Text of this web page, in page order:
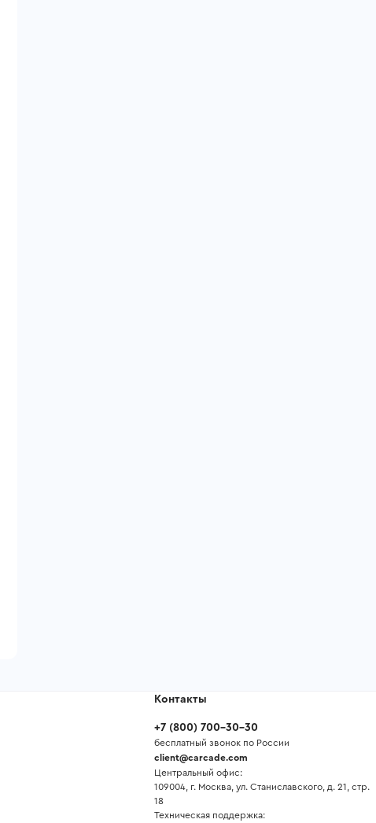
Контакты
+7 (800) 700-30-30
бесплатный звонок по России
client@carcade.com
Центральный офис:
109004, г. Москва, ул. Станиславского, д. 21, стр.
18
Техническая поддержка: